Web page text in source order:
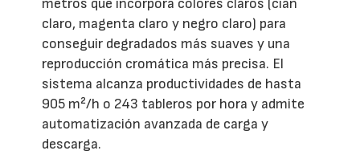
metros que incorpora colores claros (cian
claro, magenta claro y negro claro) para
conseguir degradados más suaves y una
reproducción cromática más precisa. El
sistema alcanza productividades de hasta
905 m²/h o 243 tableros por hora y admite
automatización avanzada de carga y
descarga.